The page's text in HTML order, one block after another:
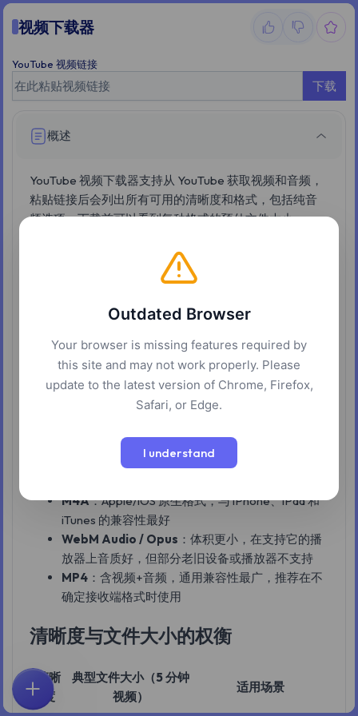
视频下载器
YouTube 视频链接
下载
概述
YouTube 视频下载器支持从 YouTube 获取视频和音频，
粘贴链接后会列出所有可用的清晰度和格式，包括纯音
频选项。下载前可以看到每种格式的预估文件大小。
高清视频为什么没有声音
存储的。下载时选择"仅视频"格式会得到无声的文件，选
1080p，工具会在服务端自动合并后提供下载。
仅音频下载
WebM Audio 或 Opus 编码。用途是下载音乐、播客或听
力资料时，文件体积比带视频的版本小 10–30 倍。
M4A：Apple/iOS 原生格式，与 iPhone、iPad 和
iTunes 的兼容性最好
WebM Audio / Opus ：体积更小，在支持它的播
放器上音质好，但部分老旧设备或播放器不支持
MP4：含视频+音频，通用兼容性最广，推荐在不
确定接收端格式时使用
清晰度与文件大小的权衡
清晰
度
典型文件大小（5 分钟
视频）
适用场景
探索
Outdated Browser
Your browser is missing features required by
this site and may not work properly. Please
update to the latest version of Chrome, Firefox,
Safari, or Edge.
I understand